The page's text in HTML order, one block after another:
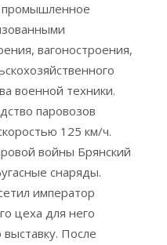
промышленное
вагоностроения,
военной техники.
паровозов
125 км/ч.
войны Брянский
снаряды.
император
цеха для него
После